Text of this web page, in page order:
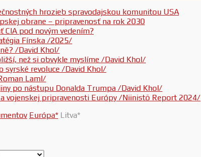
hrozieb spravodajskou komunitou USA
obrane – pripravenosť na rok 2030
CIA pod novým vedením?
Fínska /2025/
/David Khol/
než si obvykle myslíme /David Khol/
syrské revoluce /David Khol/
Laml/
po nástupu Donalda Trumpa /David Khol/
a vojenskej pripravenosti Európy /Niinistö Report 2024/
Európa* Litva*